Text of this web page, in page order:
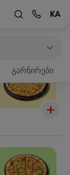
KA
გარნირები
-20%